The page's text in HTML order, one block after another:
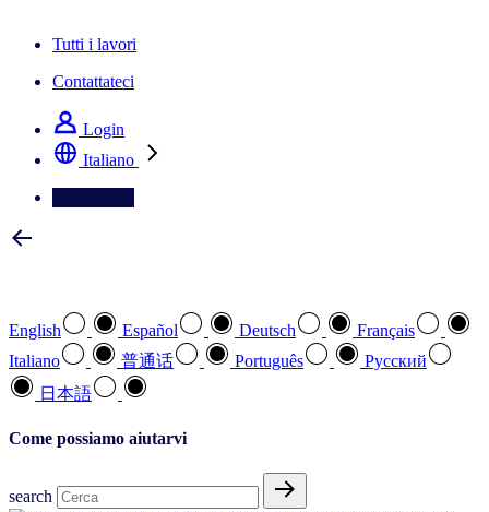
Tutti i lavori
Contattateci
Login
Italiano
English Español Deutsch
Français
Italiano
普通话 Português
Pусский
日本語
Come possiamo aiutarvi
search